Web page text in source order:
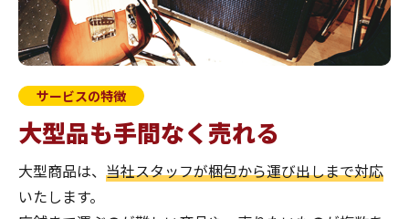
サービスの特徴
大型品も手間なく売れる
大型商品は、 当社スタッフが梱包から運び出しまで対応
いたします。